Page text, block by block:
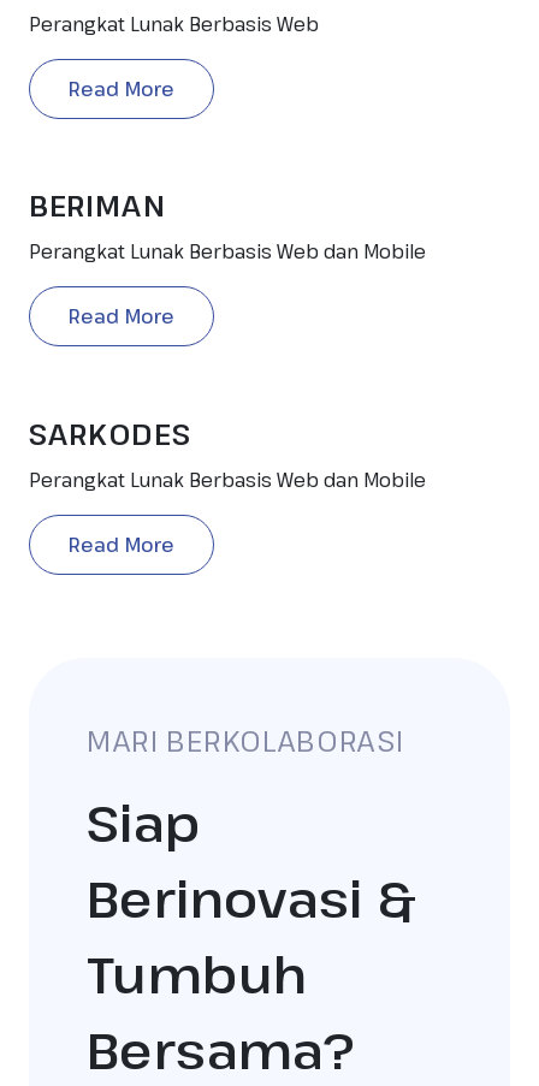
Perangkat Lunak Berbasis Web
Read More
BERIMAN
Perangkat Lunak Berbasis Web dan Mobile
Read More
SARKODES
Perangkat Lunak Berbasis Web dan Mobile
Read More
MARI BERKOLABORASI
Siap
Berinovasi &
Tumbuh
Bersama?